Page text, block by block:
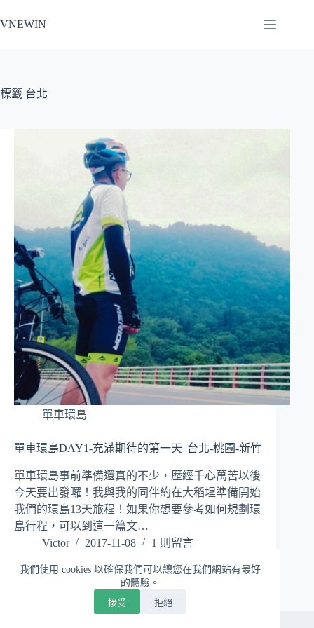
至
容
我們使用 cookies 以確保我們可以讓您在我們網站有最好
的體驗。
接受 拒絕
VNEWIN
標籤 台北
單車環島
單車環島DAY1-充滿期待的第一天 |台北-桃園-新竹
單車環島事前準備還真的不少，歷經千心萬苦以後
今天要出發囉！我與我的同伴約在大稻埕準備開始
我們的環島13天旅程！如果你想要參考如何規劃環
島行程，可以到這一篇文…
Victor
2017-11-08 1 則留言